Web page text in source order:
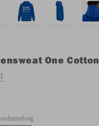
One Cotton